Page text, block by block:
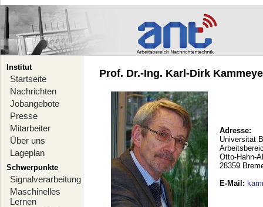
Institut
Startseite
Nachrichten
Jobangebote
Presse
Mitarbeiter
Über uns
Lageplan
Schwerpunkte
Signalverarbeitung
Maschinelles
Lernen
Prof. Dr.-Ing. Karl-Dirk
Adresse:
Universität
Otto-Hahn-
28359
E-Mail :